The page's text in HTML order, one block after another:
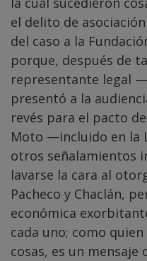
el delito de
del caso a la
porque, después de
representante legal
presentó a la
revés para el pacto
Moto —incluido en la
otros señalamientos
lavarse la cara al
Pacheco y Chaclán,
económica
cada uno; como
cosas, es un mensaje